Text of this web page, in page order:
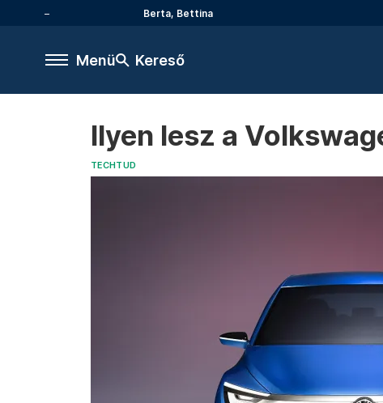
Berta, Bettina
Menü Kereső
Ilyen lesz a
TECHTUD